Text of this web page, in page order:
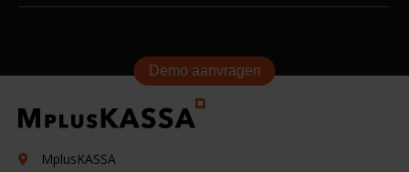
Demo aanvragen
MplusKASSA